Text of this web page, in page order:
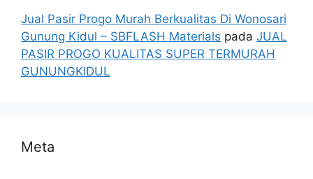
Jual Pasir Progo Murah Berkualitas Di Wonosari
Gunung Kidul – SBFLASH Materials pada JUAL
PASIR PROGO KUALITAS SUPER TERMURAH
GUNUNGKIDUL
Meta